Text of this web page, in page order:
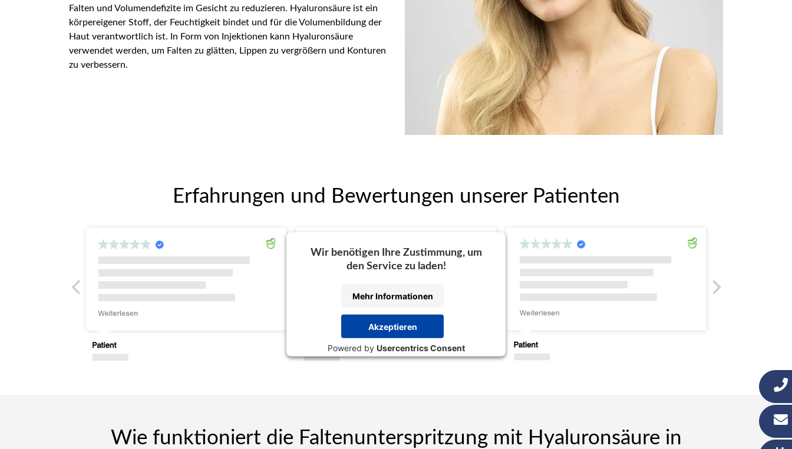
Falten und Volumendefizite im Gesicht zu reduzieren. Hyaluronsäure ist ein
körpereigener Stoff, der Feuchtigkeit bindet und für die Volumenbildung der
Haut verantwortlich ist. In Form von Injektionen kann Hyaluronsäure
verwendet werden, um Falten zu glätten, Lippen zu vergrößern und Konturen
zu verbessern.
Erfahrungen und Bewertungen unserer Patienten
Wir benötigen Ihre Zustimmung, um
den Service zu laden!
Mehr Informationen
Akzeptieren
Powered by Usercentrics Consent
Management Platform
Wie funktioniert die Faltenunterspritzung mit Hyaluronsäure in